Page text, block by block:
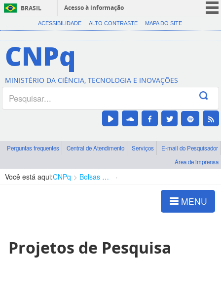
BRASIL
Acesso à informação
CORONAVÍRUS (COVID-19)
Canais
ACESSIBILIDADE ALTO CONTRASTE MAPA DO SITE
CNPq
MINISTÉRIO DA CIÊNCIA, TECNOLOGIA E INOVAÇÕES
Perguntas frequentes Central de Atendimento Serviços
E-mail do Pesquisador
Área de imprensa
Você está aqui:CNPq Bolsas e Auxílios Vigentes
MENU
Projetos de Pesquisa